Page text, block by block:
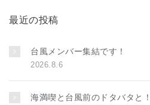
最近の投稿
台風メンバー集結です！
2026.8.6
海満喫と台風前のドタバタと！